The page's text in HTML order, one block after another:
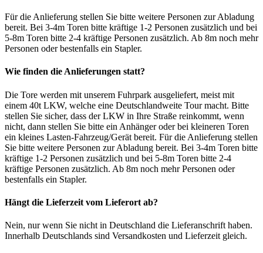
Für die Anlieferung stellen Sie bitte weitere Personen zur Abladung
bereit. Bei 3-4m Toren bitte kräftige 1-2 Personen zusätzlich und bei
5-8m Toren bitte 2-4 kräftige Personen zusätzlich. Ab 8m noch mehr
Personen oder bestenfalls ein Stapler.
Wie finden die Anlieferungen statt?
Die Tore werden mit unserem Fuhrpark ausgeliefert, meist mit
einem 40t LKW, welche eine Deutschlandweite Tour macht. Bitte
stellen Sie sicher, dass der LKW in Ihre Straße reinkommt, wenn
nicht, dann stellen Sie bitte ein Anhänger oder bei kleineren Toren
ein kleines Lasten-Fahrzeug/Gerät bereit. Für die Anlieferung stellen
Sie bitte weitere Personen zur Abladung bereit. Bei 3-4m Toren bitte
kräftige 1-2 Personen zusätzlich und bei 5-8m Toren bitte 2-4
kräftige Personen zusätzlich. Ab 8m noch mehr Personen oder
bestenfalls ein Stapler.
Hängt die Lieferzeit vom Lieferort ab?
Nein, nur wenn Sie nicht in Deutschland die Lieferanschrift haben.
Innerhalb Deutschlands sind Versandkosten und Lieferzeit gleich.